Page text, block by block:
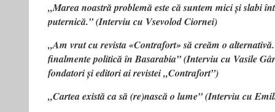
„Marea noastră problemă este că suntem mici și slabi
puternică.” (Interviu cu Vsevolod Ciornei)
„Am vrut cu revista «Contrafort» să creăm o
finalmente politică în Basarabia” (Interviu cu Vasile
fondatori și editori ai revistei „Contrafort”)
„Cartea există ca să (re)nască o lume” (Interviu cu